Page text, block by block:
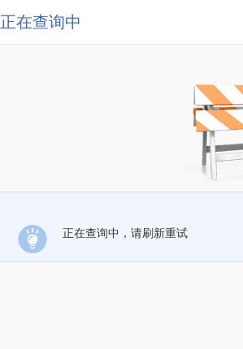
正在查询中
正在查询中，请刷新重试